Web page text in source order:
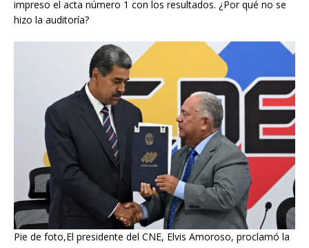
impreso el acta número 1 con los resultados. ¿Por qué no se
hizo la auditoría?
Pie de foto,El presidente del CNE, Elvis Amoroso, proclamó la